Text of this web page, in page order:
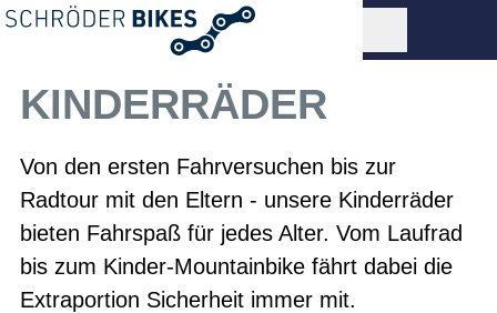
KINDERRÄDER
Von den ersten Fahrversuchen bis zur
Radtour mit den Eltern - unsere Kinderräder
bieten Fahrspaß für jedes Alter. Vom Laufrad
bis zum Kinder-Mountainbike fährt dabei die
Extraportion Sicherheit immer mit.